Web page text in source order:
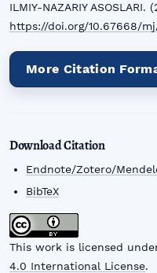
ILMIY-NAZARIY ASOSLARI.
https://doi.org/10.67668/
More Citation
Download Citation
Endnote/Zotero/
BibTeX
This work is licensed
4.0 International License.